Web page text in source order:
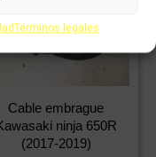
Términos legales
Cable embrague
ninja 650R
(2017-2019)